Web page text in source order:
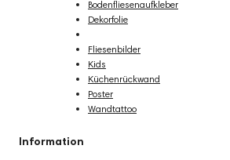
Bodenfliesenaufkleber
Dekorfolie
Fliesenbilder
Kids
Küchenrückwand
Poster
Wandtattoo
Information